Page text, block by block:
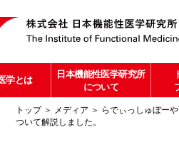
学とは
日本機能性医学研究所
について
トップ＞ メディア ＞ らでぃっしゅぼー
ついて解説しました。